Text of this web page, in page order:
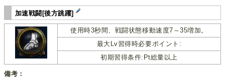
加速戦闘[後方跳躍]
使用時3秒間、戦闘状態移動速度7～35増加。
最大Lv習得時必要ポイント:
初期習得条件:Pt総量以上
備考：